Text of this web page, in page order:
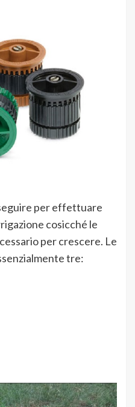
per effettuare
cosicché le
per crescere. Le
tre: